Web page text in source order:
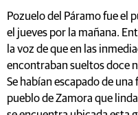
Pozuelo del Páramo fue el
el jueves por la mañana.
la voz de que en las
encontraban sueltos doce
Se habían escapado de
pueblo de Zamora que